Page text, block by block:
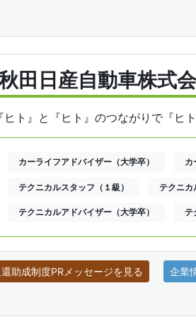
田日産自動車株式
ヒト』と『ヒト』のつながりで『ヒ
カーライフアドバイザー（大学卒） カ
テクニカルスタッフ（１級） テクニカ
テクニカルアドバイザー（大学卒） テ
助成制度PRメッセージを見る 企業